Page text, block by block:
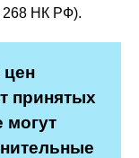
268 НК РФ).
принятых
могут